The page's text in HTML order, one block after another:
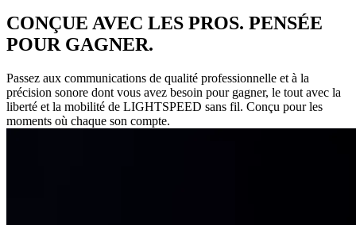
CONÇUE AVEC LES PROS. PENSÉE
POUR GAGNER.
Passez aux communications de qualité professionnelle et à la
précision sonore dont vous avez besoin pour gagner, le tout avec la
liberté et la mobilité de LIGHTSPEED sans fil. Conçu pour les
moments où chaque son compte.